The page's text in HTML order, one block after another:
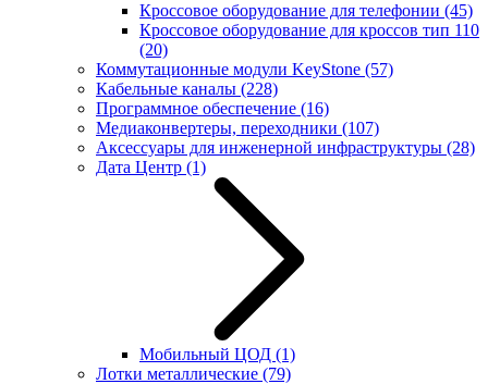
Кроссовое оборудование для телефонии (45)
Кроссовое оборудование для кроссов тип 110
(20)
Коммутационные модули KeyStone (57)
Кабельные каналы (228)
Программное обеспечение (16)
Медиаконвертеры, переходники (107)
Аксессуары для инженерной инфраструктуры (28)
Дата Центр (1)
Мобильный ЦОД (1)
Лотки металлические (79)